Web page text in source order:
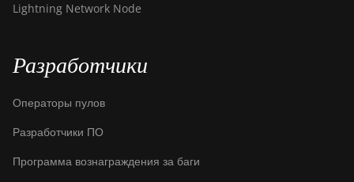
Lightning Network Node
Разработчики
Операторы пулов
Разработчики ПО
Программа вознаграждения за баги